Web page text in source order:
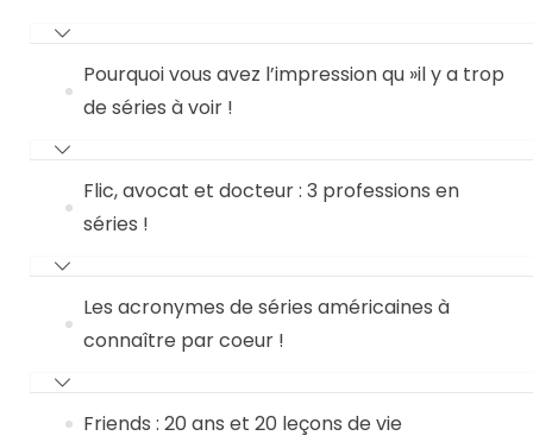
Pourquoi vous avez l’impression qu »il y a trop
de séries à voir !
Flic, avocat et docteur : 3 professions en
séries !
Les acronymes de séries américaines à
connaître par coeur !
Friends : 20 ans et 20 leçons de vie